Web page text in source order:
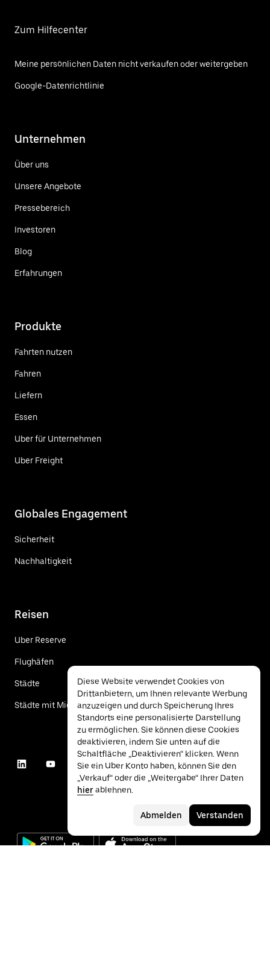
Zum Hilfecenter
Meine persönlichen Daten nicht verkaufen oder weitergeben
Google-Datenrichtlinie
Unternehmen
Über uns
Unsere Angebote
Pressebereich
Investoren
Blog
Erfahrungen
Produkte
Fahrten nutzen
Fahren
Liefern
Essen
Uber für Unternehmen
Uber Freight
Globales Engagement
Sicherheit
Nachhaltigkeit
Reisen
Uber Reserve
Flughäfen
Städte
Städte mit Mietwagen
Diese Website verwendet Cookies von
Drittanbietern, um Ihnen relevante Werbung
anzuzeigen und durch Speicherung Ihres
Standorts eine personalisierte Darstellung
zu ermöglichen. Sie können diese Cookies
deaktivieren, indem Sie unten auf die
Schaltfläche „Deaktivieren“ klicken. Wenn
Sie ein Uber Konto haben, können Sie den
„Verkauf“ oder die „Weitergabe“ Ihrer Daten
hierablehnen.
Abmelden Verstanden